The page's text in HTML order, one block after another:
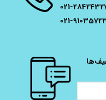
021-
021-